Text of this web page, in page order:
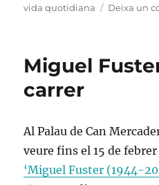
el
vida quotidiana
Deixa un
Miguel
carrer
Al Palau de Can
veure fins el 15 de
‘Miguel Fuster (1944-